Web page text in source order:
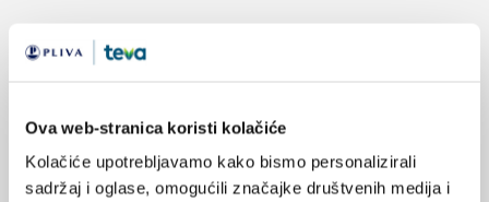
Ova web-stranica koristi kolačiće
Kolačiće upotrebljavamo kako bismo personalizirali
sadržaj i oglase, omogućili značajke društvenih medija i
VEZANI SADRŽAJ
Svjetski dan alkoholizma
08.03.2024.